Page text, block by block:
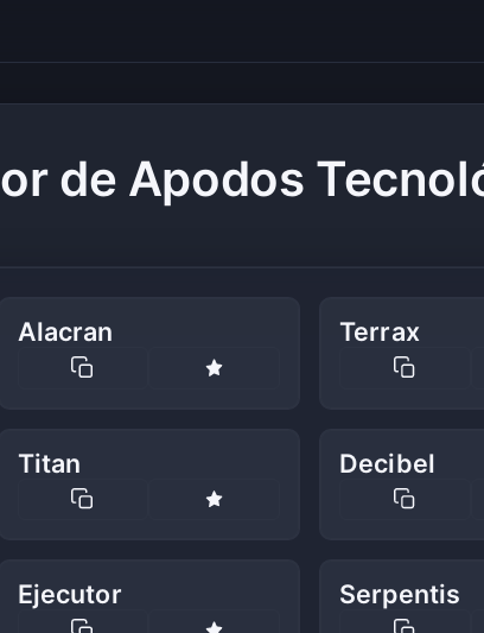
de Apodos
Alacran Terrax
Titan Decibel
Ejecutor Serpentis